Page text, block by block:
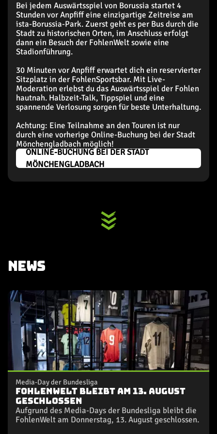
Bei jedem Auswärtsspiel von Borussia startet 4
Stunden vor Anpfiff eine einzigartige Zeitreise am
ista-Borussia-Park. Zuerst geht es per Bus durch die
Stadt zu historischen Orten, im Anschluss erfolgt
dann ein Besuch der FohlenWelt sowie eine
Stadionführung.
30 Minuten vor Anpfiff erwartet dich ein reservierter
Sitzplatz in der FohlenSportsbar. Mit Live-
Moderation erlebst du das Auswärtsspiel der Fohlen
hautnah. Halbzeit-Talk, Tippspiel und eine
spannende Verlosung sorgen für beste Unterhaltung.
Achtung: Eine Teilnahme an den Touren ist nur
durch eine vorherige Online-Buchung bei der Stadt
Mönchengladbach möglich!
ONLINE-BUCHUNG BEI DER STADT
MÖNCHENGLADBACH
NEWS
Media-Day der Bundesliga
FohlenWelt bleibt am 13. August
geschlossen
Aufgrund des Media-Days der Bundesliga bleibt die
FohlenWelt am Donnerstag, 13. August geschlossen.